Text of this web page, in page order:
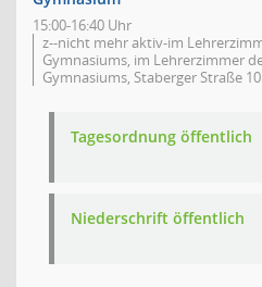
15:00-16:40 Uhr
z--nicht mehr aktiv-im
Gymnasiums, im Lehrerzimmer
Gymnasiums, Staberger Straße 10
Tagesordnung öffentlich
Niederschrift öffentlich